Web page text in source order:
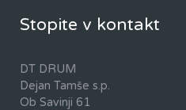
Stopite v kontakt
DT DRUM
Dejan Tamše s.p.
Ob Savinji 61